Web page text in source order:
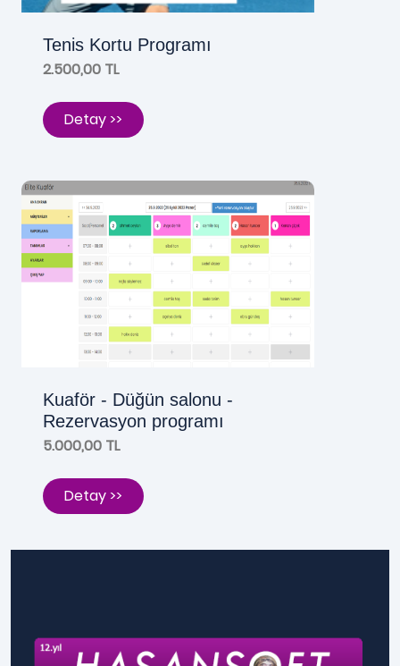
Tenis Kortu Programı
2.500,00 TL
Detay >>
Kuaför - Düğün salonu -
Rezervasyon programı
5.000,00 TL
Detay >>